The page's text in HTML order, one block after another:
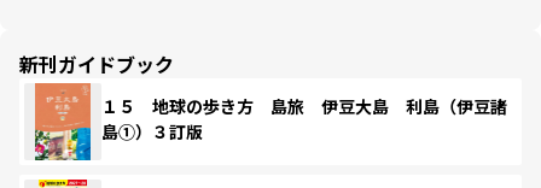
新刊ガイドブック
１５ 地球の歩き方 島旅 伊豆大島 利島（伊豆諸
島①）３訂版